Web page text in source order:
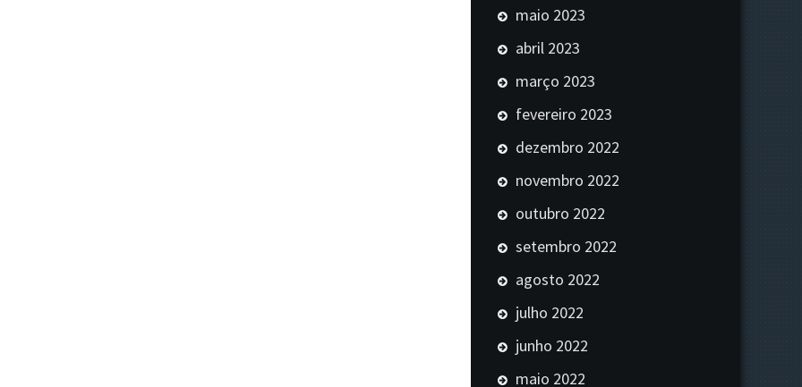
maio 2023
abril 2023
março 2023
fevereiro 2023
dezembro 2022
novembro 2022
outubro 2022
setembro 2022
agosto 2022
julho 2022
junho 2022
maio 2022